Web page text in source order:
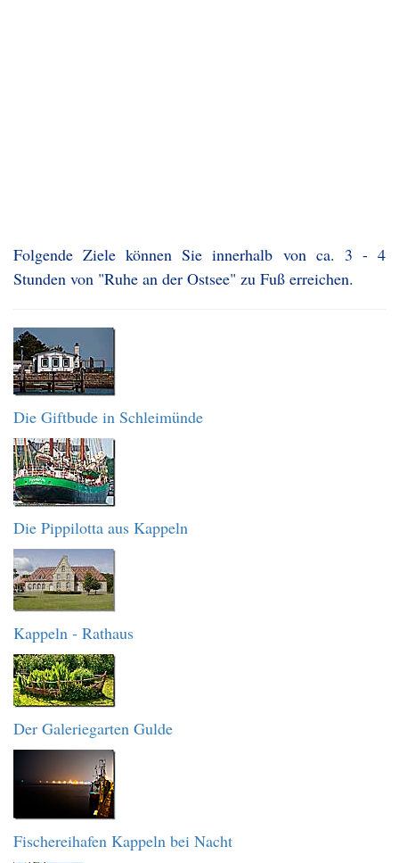
Folgende Ziele können Sie innerhalb von ca. 3 - 4
Stunden von "Ruhe an der Ostsee" zu Fuß erreichen.
Die Giftbude in Schleimünde
Die Pippilotta aus Kappeln
Kappeln - Rathaus
Der Galeriegarten Gulde
Fischereihafen Kappeln bei Nacht